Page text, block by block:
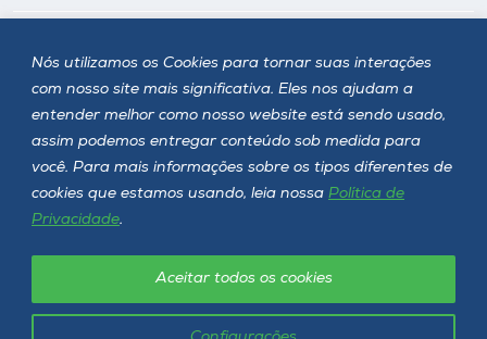
Nós utilizamos os Cookies para tornar suas interações
com nosso site mais significativa. Eles nos ajudam a
entender melhor como nosso website está sendo usado,
assim podemos entregar conteúdo sob medida para
você. Para mais informações sobre os tipos diferentes de
cookies que estamos usando, leia nossa Política de
Privacidade.
Aceitar todos os cookies
Siga a Unoesc
Unoesc © 2026 - Todos os direitos reservados
Política de privacidade LGPD